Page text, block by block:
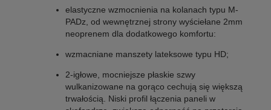
elastyczne wzmocnienia na kolanach typu M-
PADz, od wewnętrznej strony wyściełane 2mm
neoprenem dla dodatkowego komfortu:
wzmacniane manszety lateksowe typu HD;
2-igłowe, mocniejsze płaskie szwy
wulkanizowane na gorąco cechują się większą
trwałością. Niski profil łączenia paneli w